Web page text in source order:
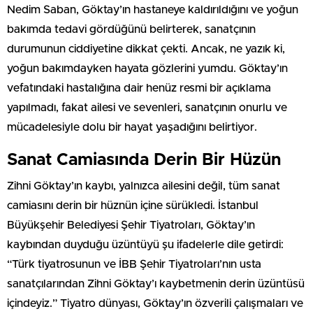
Nedim Saban, Göktay’ın hastaneye kaldırıldığını ve yoğun
bakımda tedavi gördüğünü belirterek, sanatçının
durumunun ciddiyetine dikkat çekti. Ancak, ne yazık ki,
yoğun bakımdayken hayata gözlerini yumdu. Göktay’ın
vefatındaki hastalığına dair henüz resmi bir açıklama
yapılmadı, fakat ailesi ve sevenleri, sanatçının onurlu ve
mücadelesiyle dolu bir hayat yaşadığını belirtiyor.
Sanat Camiasında Derin Bir Hüzün
Zihni Göktay’ın kaybı, yalnızca ailesini değil, tüm sanat
camiasını derin bir hüznün içine sürükledi. İstanbul
Büyükşehir Belediyesi Şehir Tiyatroları, Göktay’ın
kaybından duyduğu üzüntüyü şu ifadelerle dile getirdi:
“Türk tiyatrosunun ve İBB Şehir Tiyatroları’nın usta
sanatçılarından Zihni Göktay’ı kaybetmenin derin üzüntüsü
içindeyiz.” Tiyatro dünyası, Göktay’ın özverili çalışmaları ve